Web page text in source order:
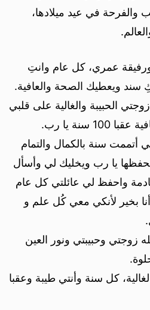
والفرحة في عيد ميلادها،
ورفيقة عمري، كل عام وانتِ
سند ويعطيك الصحة والعافية.
الحبيبة والغالية على قلبي
سنة يا رب.
أتممت سنة بالكمال والتمام
يا رب ويخليك لي وأسأل
واحفظ لي عائلتي كل عام
بخير لأنكي معي كُل علم و
زوجتي وحبيبتي ونور العين
كل سنة وأنتي طيبة وعقبا